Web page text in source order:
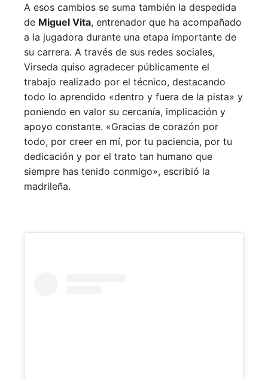
A esos cambios se suma también la despedida
de Miguel Vita, entrenador que ha acompañado
a la jugadora durante una etapa importante de
su carrera. A través de sus redes sociales,
Virseda quiso agradecer públicamente el
trabajo realizado por el técnico, destacando
todo lo aprendido «dentro y fuera de la pista» y
poniendo en valor su cercanía, implicación y
apoyo constante. «Gracias de corazón por
todo, por creer en mí, por tu paciencia, por tu
dedicación y por el trato tan humano que
siempre has tenido conmigo», escribió la
madrileña.